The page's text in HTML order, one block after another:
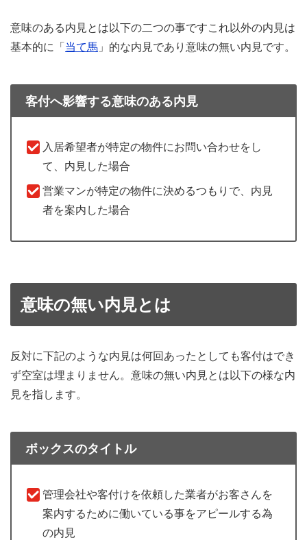
意味のある内見とは以下の二つの事ですこれ以外の内見は
基本的に「 当て馬 」的な内見であり意味の無い内見です。
客付へ影響する意味のある内見
入居希望者が特定の物件にお問い合わせをし
て、内見した場合
営業マンが特定の物件に決めるつもりで、内見
者を案内した場合
意味の無い内見とは
反対に下記のような内見は何回あったとしても客付はでき
ず空室は埋まりません。意味の無い内見とは以下の様な内
見を指します。
ボックスのタイトル
管理会社や客付けを依頼した業者がお客さんを
案内するために働いている事をアピールする為
の内見